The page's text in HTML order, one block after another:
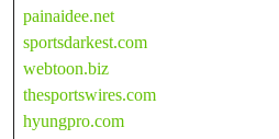
painaidee.net
sportsdarkest.com
webtoon.biz
thesportswires.com
hyungpro.com